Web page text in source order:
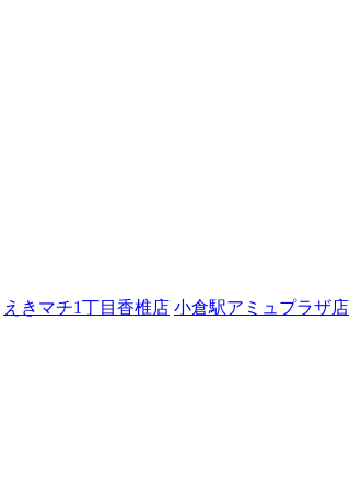
えきマチ1丁目香椎店 小倉駅アミュプラザ店